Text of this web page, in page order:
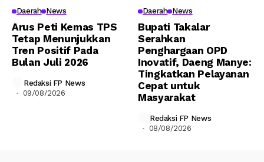
Daerah News
Arus Peti Kemas TPS
Tetap Menunjukkan
Tren Positif Pada
Bulan Juli 2026
Redaksi FP News
09/08/2026
Daerah News
Bupati Takalar
Serahkan
Penghargaan OPD
Inovatif, Daeng Manye:
Tingkatkan Pelayanan
Cepat untuk
Masyarakat
Redaksi FP News
08/08/2026